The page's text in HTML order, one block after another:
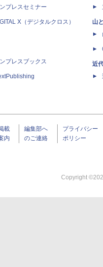
プレスセミナー
X（デジタルクロス）
プレスブックス
山
近
載
内
編集部へ
のご連絡
プライバシー
ポリシー
Copyright ©